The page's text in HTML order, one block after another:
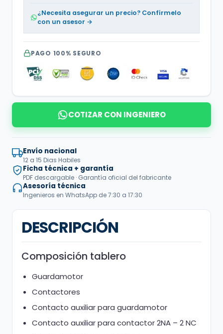
Trifásico
ATX3B1,52DET
cantidad
¿Necesita asegurar un precio? Confírmelo
con un asesor →
PAGO 100% SEGURO
COTIZAR CON INGENIERO
Envío nacional
12 a 15 Dias Habiles
Ficha técnica + garantía
PDF descargable · Garantía oficial del fabricante
Asesoría técnica
Ingenieros en WhatsApp de 7:30 a 17:30
DESCRIPCIÓN
Composición tablero
Guardamotor
Contactores
Contacto auxiliar para guardamotor
Contacto auxiliar para contactor 2NA – 2 NC